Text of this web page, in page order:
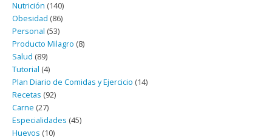
Nutrición (140)
Obesidad (86)
Personal (53)
Producto Milagro (8)
Salud (89)
Tutorial (4)
Plan Diario de Comidas y Ejercicio (14)
Recetas (92)
Carne (27)
Especialidades (45)
Huevos (10)